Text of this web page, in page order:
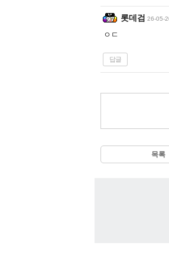
롯데검 26-05-
ㅇㄷ
답글
목록